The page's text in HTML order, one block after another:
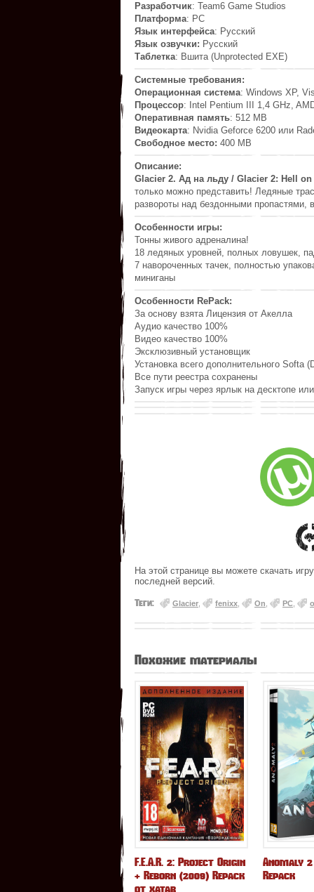
Разработчик: Team6 Game Studios
Платформа: PC
Язык интерфейса: Русский
Язык озвучки: Русский
Таблетка: Вшита (Unprotected EXE)
Системные требования:
Операционная система: Windows XP,
Процессор: Intel Pentium III 1,4 GHz,
Оперативная память: 512 MB
Видеокарта: Nvidia Geforce 6200 или
Свободное место: 400 MB
Описание:
Glacier 2. Ад на льду / Glacier 2: Hell
только можно представить! Ледяные
развороты над бездонными
Особенности игры:
Тонны живого адреналина!
18 ледяных уровней, полных ловушек,
7 навороченных тачек, полностью
миниганы
Особенности RePack:
За основу взята Лицензия от Акелла
Аудио качество 100%
Видео качество 100%
Эксклюзивный установщик
Установка всего дополнительного Softa
Все пути реестра сохранены
Запуск игры через ярлык на десктопе
На этой странице вы можете скачать
последней версий.
Теги: Glacier fenixx On РС
Похожие материалы
F.E.A.R. 2: Project Origin
+ Reborn (2009) Repack
от xatab
Anomaly
Repack